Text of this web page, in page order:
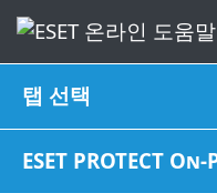
탭 선택
ESET PROTECT